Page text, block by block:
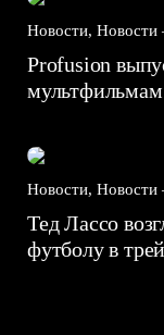
Новости,
Profusion
Новости,
Тед Лассо
футболу в